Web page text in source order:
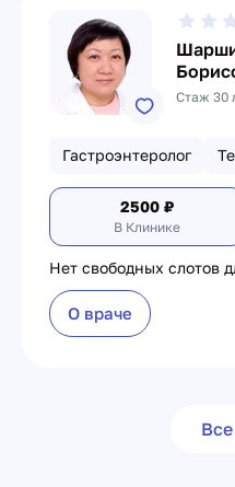
Стаж 30
Гастроэнтеролог
2500 ₽
В Клинике
Нет свободных слотов
О враче